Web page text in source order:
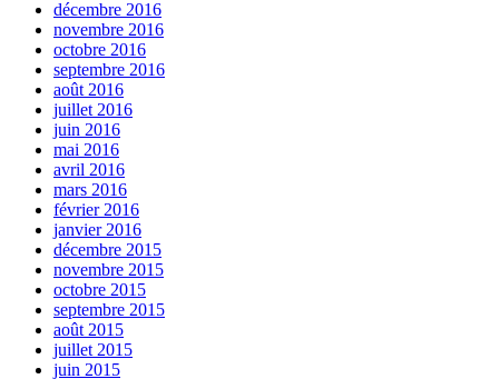
décembre 2016
novembre 2016
octobre 2016
septembre 2016
août 2016
juillet 2016
juin 2016
mai 2016
avril 2016
mars 2016
février 2016
janvier 2016
décembre 2015
novembre 2015
octobre 2015
septembre 2015
août 2015
juillet 2015
juin 2015